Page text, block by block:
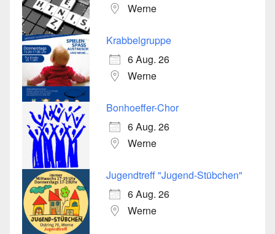
Werne
Krabbelgruppe
6 Aug. 26
Werne
Bonhoeffer-Chor
6 Aug. 26
Werne
Jugendtreff "Jugend-Stübchen"
6 Aug. 26
Werne